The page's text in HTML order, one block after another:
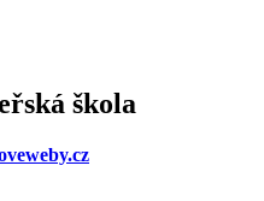
škola